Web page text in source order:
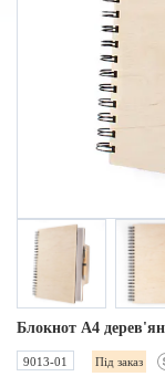
Блокнот А4
9013-01 Під заказ